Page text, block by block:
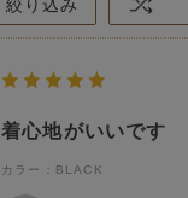
絞り込み
着心地がいいです
カラー：BLACK